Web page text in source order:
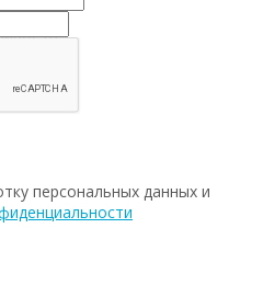
персональных данных и